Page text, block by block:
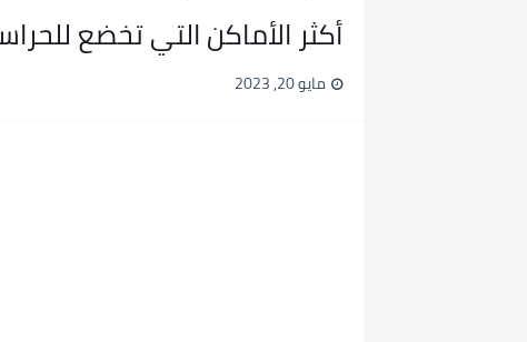
أكثر الأماكن التي تخضع
مايو 20, 2023